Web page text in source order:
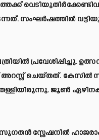
സംഘർഷത്തിൽ
അറസ്റ്റ് ചെയ്തത്.
തള്ളിയിരുന്നു. ജൂൺ
സുഗതൻ സ്റ്റേഷനിൽ